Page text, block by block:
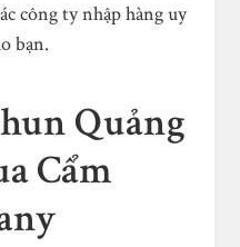
công ty nhập hàng uy
bạn.
Quảng
Cẩm